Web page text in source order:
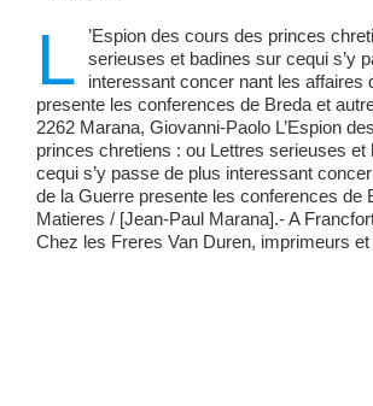
L
’Espion des cours des princes
serieuses et badines sur cequi s’y
interessant concer nant les affaires
presente les conferences de Breda et
2262 Marana, Giovanni-Paolo L’Espion
princes chretiens : ou Lettres serieuses et
cequi s’y passe de plus interessant
de la Guerre presente les conferences de
Matieres / [Jean-Paul Marana].- A
Chez les Freres Van Duren, imprimeurs